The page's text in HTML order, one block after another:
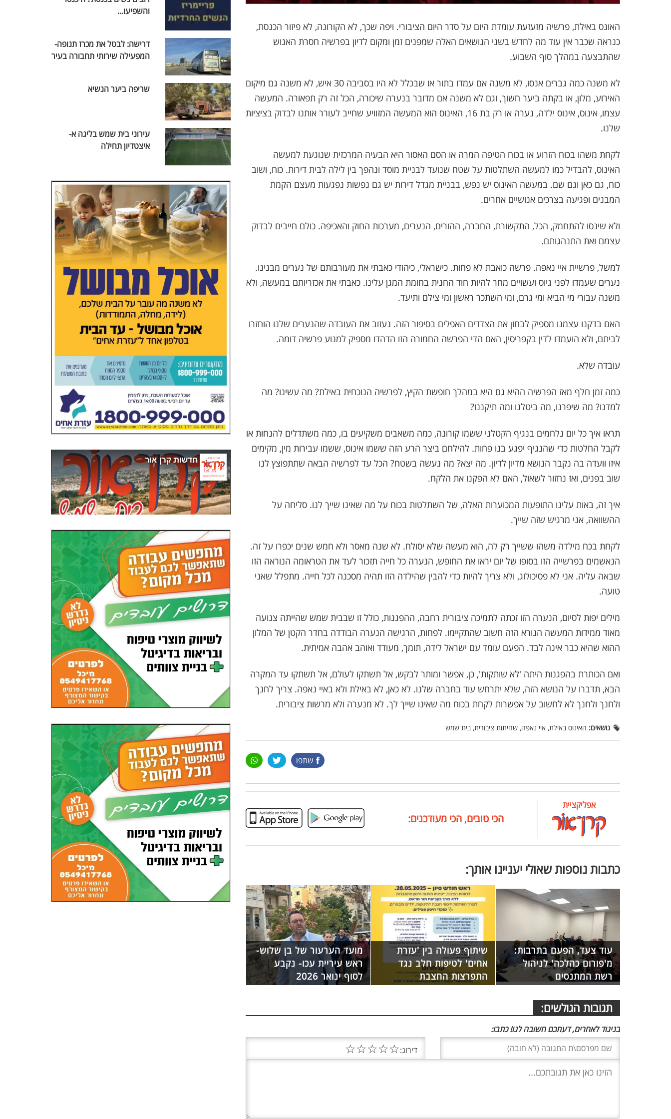
האונס באילת, פרשיה מזעזעת עומדת היום על סדר היום הציבורי. ויפה שכך, לא הקורונה, לא פיזור הכנסת,
כנראה שכבר אין עוד מה לחדש בשני הנושאים האלה שמפנים זמן ומקום לדיון בפרשיה חסרת האנוש
שהתבצעה במהלך סוף השבוע.
לא משנה כמה גברים אנסו, לא משנה אם עמדו בתור או שבכלל לא היו בסביבה 30 איש, לא משנה גם מיקום
האירוע, מלון, או בקתה ביער חשוך, וגם לא משנה אם מדובר בנערה שיכורה, הכל זה רק תפאורה. המעשה
עצמו, אינוס, אינוס ילדה, נערה או רק בת 16, האינוס הוא המעשה המזוויע שחייב לעורר אותנו לבדוק בציציות
שלנו.
לקחת משהו בכוח הזרוע או בכוח הטיפה המרה או הסם האסור היא הבעיה המרכזית שנוגעת למעשה
האינוס, להבדיל כמו למעשה השתלטות על שטח שנועד לבניית מוסד ונהפך בין לילה לבית דירות. כוח, ושוב
כוח, גם כאן וגם שם. במעשה האינוס יש נפש, בבניית מגדל דירות יש גם נפשות נפגעות מעצם הקמת
המבנים ופגיעה בצרכים אנושיים אחרים.
ולא שינסו להתחמק, הכל, התקשורת, החברה, ההורים, הנערים, מערכות החוק והאכיפה. כולם חייבים לבדוק
עצמם ואת התנהגותם.
למשל, פרשיית איי נאפה. פרשה כואבת לא פחות. כישראלי, כיהודי כאבתי את מעורבותם של נערים מבנינו.
נערים שעמדו לפני גיוס ועשויים מחר להיות חוד החנית בחומת המגן עלינו. כאבתי את אכזריותם במעשה, ולא
משנה עבורי מי הביא ומי גרם, ומי השתכר ראשון ומי צילם ותיעד.
האם בדקנו עצמנו מספיק לבחון את הצדדים האפלים בסיפור הזה. נעזוב את העובדה שהנערים שלנו הוחזרו
לביתם, ולא הועמדו לדין בקפריסין, האם הדי הפרשה החמורה הזו הדהדו מספיק למנוע פרשיה דומה.
עובדה שלא.
כמה זמן חלף מאז הפרשיה ההיא גם היא במהלך חופשת הקיץ, לפרשיה הנוכחית באילת? מה עשינו? מה
למדנו? מה שיפרנו, מה ביטלנו ומה תיקננו?
תראו איך כל יום נלחמים בנגיף הקטלני ששמו קורונה, כמה משאבים משקיעים בו, כמה משתדלים להנחות או
לקבל החלטות כדי שהנגיף יפגע בנו פחות. להילחם ביצר הרע הזה ששמו אינוס, ששמו עבירות מין, מקימים
איזו וועדה בה נקבר הנושא מדיון לדיון. מה יצא? מה נעשה בשטח? הכל עד לפרשיה הבאה שתתפוצץ לנו
שוב בפנים, ואז נחזור לשאול, האם לא הפקנו את הלקח.
איך זה, באות עלינו התופעות המכוערות האלה, של השתלטות בכוח על מה שאינו שייך לנו. סליחה על
ההשוואה, אני מרגיש שזה שייך.
לקחת בכח מילדה משהו ששייך רק לה, הוא מעשה שלא יסולח. לא שנה מאסר ולא חמש שנים יכפרו על זה.
הנאשמים בפרשייה הזו בסופו של יום יראו את החופש, הנערה כל חייה תזכור לעד את הטראומה הנוראה הזו
שבאה עליה. אני לא פסיכולוג, ולא צריך להיות כדי להבין שהילדה הזו תהיה מסכנה לכל חייה. מתפלל שאני
טועה.
מילים יפות לסיום, הנערה הזו זכתה לתמיכה ציבורית רחבה, ההפגנות, כולל זו שבבית שמש שהייתה צנועה
מאוד ממידות המעשה הנורא הזה חשוב שהתקיימו. לפחות, הרגישה הנערה הבודדה בחדר הקטן של המלון
ההוא שהיא כבר אינה לבד. הפעם עומד עם ישראל לידה, תומך, מעודד ואוהב אהבה אמיתית.
ואם הכותרת בהפגנות היתה 'לא שותקות', כן, אפשר ומותר לבקש, אל תשתקו לעולם, אל תשתקו עד המקרה
הבא, תדברו על הנושא הזה, שלא יתרחש עוד בחברה שלנו. לא כאן, לא באילת ולא באיי נאפה. צריך לחנך
ולחנך ולחנך לא לחשוב על אפשרות לקחת בכוח מה שאינו שייך לך. לא מנערה ולא מרשות ציבורית.
נושאים: האינוס באילת, איי נאפה, שחיתות ציבורית, בית שמש
שתפו
אפליקציית
הכי טובים, הכי מעודכנים:
כתבות נוספות שאולי יעניינו אותך:
עוד צעד, הפעם בתרבות:
מ'פורום כהלכה' לניהול
רשת המתנסים
שיתוף פעולה בין 'עזרת
אחים' לטיפות חלב נגד
התפרצות החצבת
מועד הערעור של בן שלוש-
ראש עיריית עכו- נקבע
לסוף ינואר 2026
תגובות הגולשים:
בניגוד לאחרים, דעתכם חשובה לנו! כתבו:
דירוג:☆
☆
☆
☆
☆
והשפיעו...
דרישה: לבטל את מכרז תנופה-
המפעילה שירותי תחבורה בעיר
שריפה ביער הנשיא
עירוני בית שמש בליגה א-
איצטדיון תחילה